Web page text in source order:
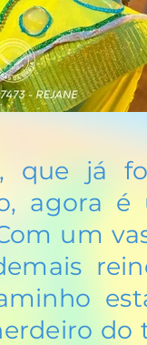
que já
agora
um
do